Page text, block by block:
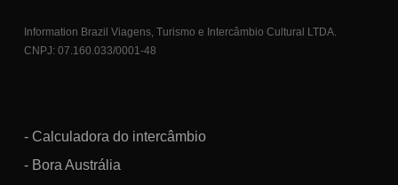
Information Brazil Viagens, Turismo e Intercâmbio Cultural LTDA.
CNPJ: 07.160.033/0001-48
- Calculadora do intercâmbio
- Bora Austrália